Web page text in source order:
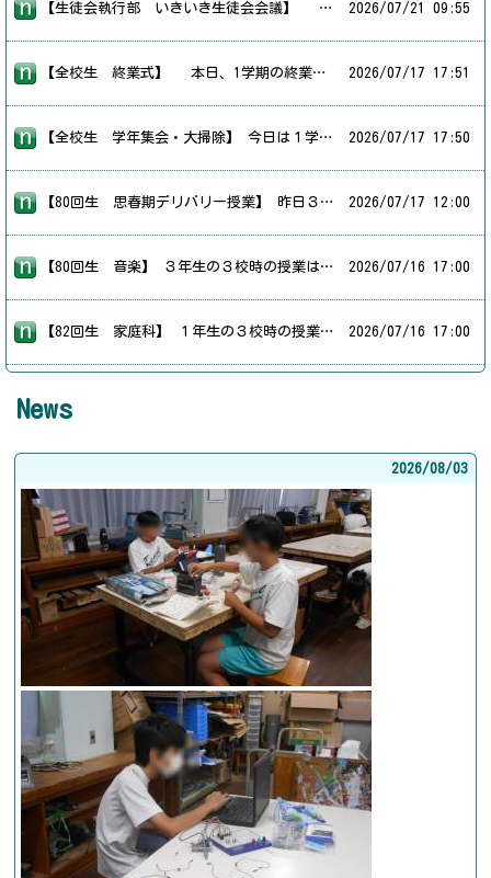
【生徒会執行部 いきいき生徒会会議】 ７月２１日（火）、第６４回いきいき生徒会会議が行われました。２０２３年から市内中学校での対面形式とオンライン形式のハイブリット実施が行われており、本校は昨年と同様のオンライン形式で５人の執行部員が参加しました。 生徒会運営上の諸問題の討議や生徒会役員としてのリーダーシップの身に付け方など、学校間の親睦を図りながら研究討議が行われました。 2026/07/21 09:55
【全校生 終業式】 本日、1学期の終業式を行いました。校長先生からは、１学期を振り返るとともに、夏休みの過ごし方についてお話がありました。また、学習や部活動、生活面などで充実した夏休みにしてほしいことや、安全に気を付けて過ごすことの大切さについての話がありました。明日から始まる夏休みが、生徒一人一人にとって有意義なものとなり、2学期に元気な姿で登校してくれることを楽しみにしています。 2026/07/17 17:51
【全校生 学年集会・大掃除】 今日は１学期終業式でした。１，２校時は、学年集会で学年の先生方からお話を聞き、担任の先生から通知表をもらいました。３校時は大掃除をしました。普段の清掃活動ではなかなか取り組めていないところまで美しくできました。 2026/07/17 17:50
【80回生 思春期デリバリー授業】 昨日３年生の６校時は助産師さんによる思春期デリバリー授業でした。演題は「思春期の皆さんへ 性と健康のお話」です。少し難しい言葉も出てきましたが、身近な人間関係について改めて考えることができました。大切なことを学ぶ１時間になりました。 2026/07/17 12:00
【80回生 音楽】 ３年生の３校時の授業は音楽でした。１０月の文化祭に向けて、合唱練習が始まっています。さすがは３年生。パート練習でも、全体での合唱練習でも、いい声が音楽室に響いていました。 2026/07/16 17:00
【82回生 家庭科】 １年生の３校時の授業は家庭科でした。今の単元はトートバッグの製作です。被服室でミシンを使い、バッグの両脇を縫いました。ミシンの糸掛けや刺し子での飾り付けも頑張りました。 2026/07/16 17:00
News
2026/08/03